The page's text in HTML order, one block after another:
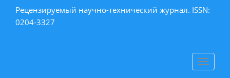
Рецензируемый научно-технический журнал. ISSN:
0204-3327
Toggle